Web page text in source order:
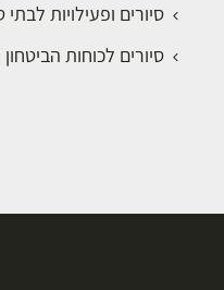
סיורים ופעילויות
סיורים לכוחות הביטחון